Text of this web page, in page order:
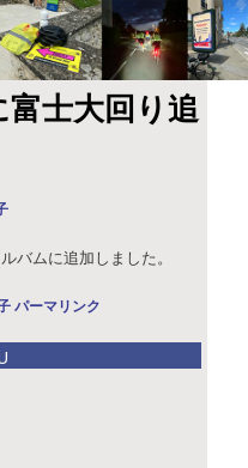
京主催のブルベ情報を発信していま
士大回り追
バムに追加しました。
パーマリンク